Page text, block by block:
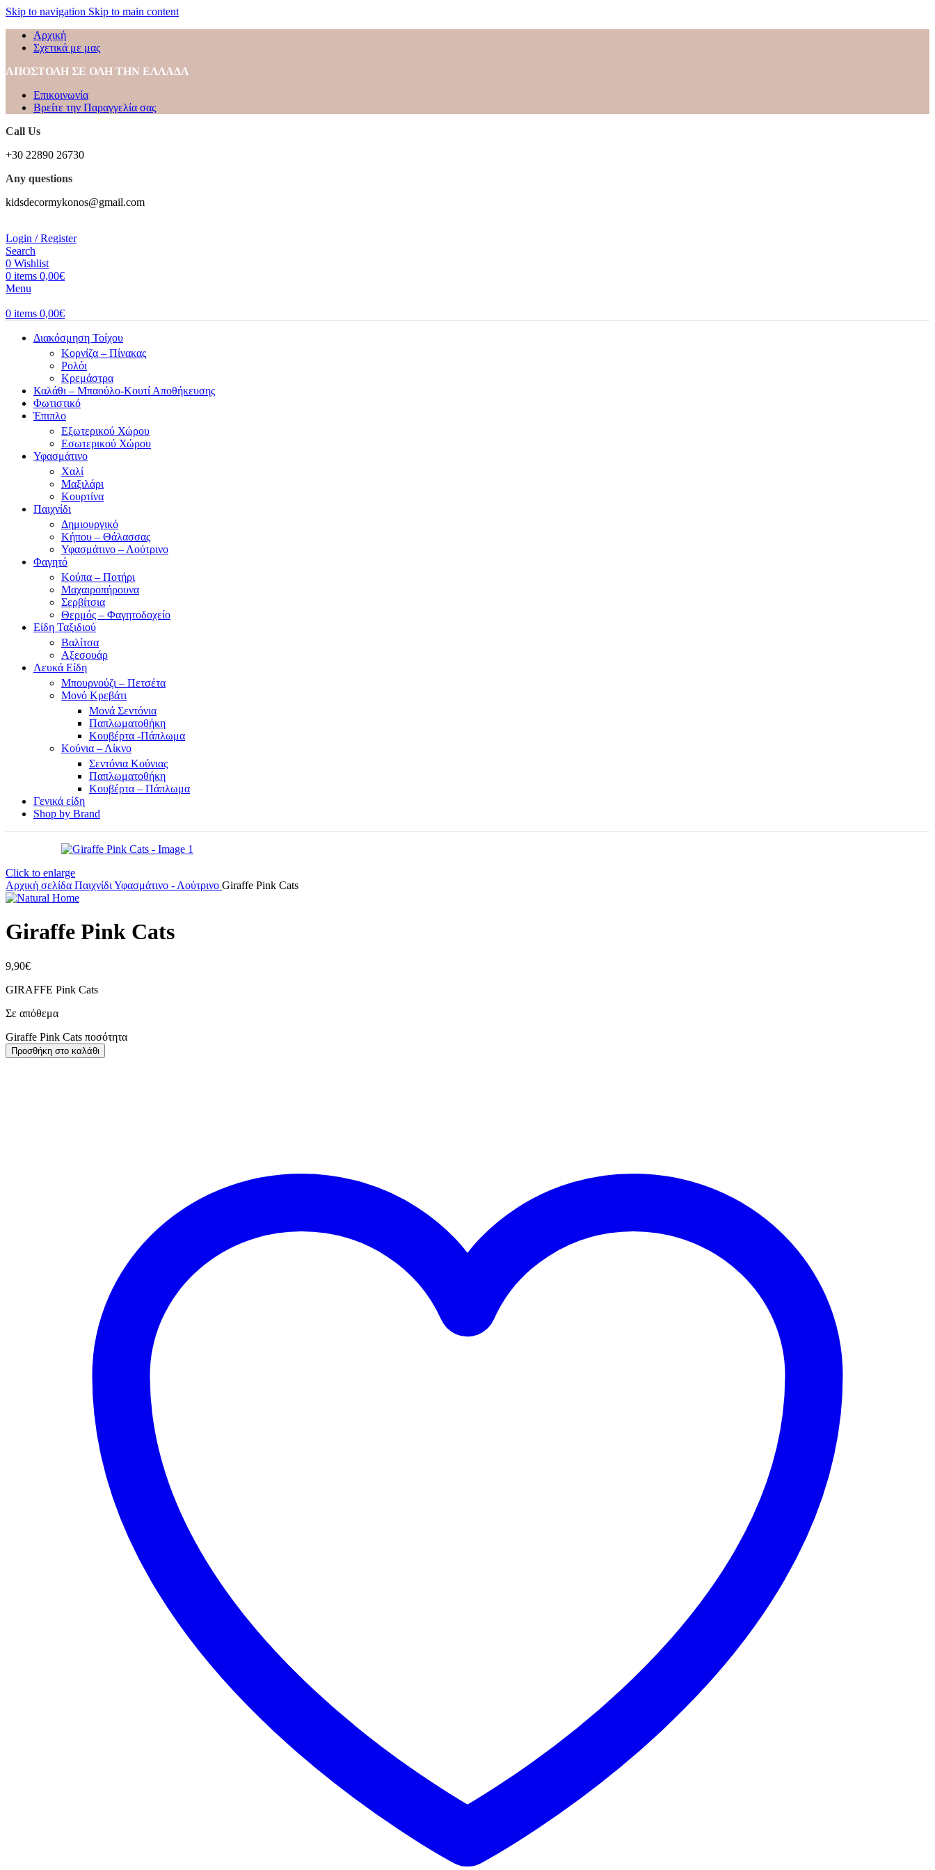
Skip to navigation Skip to main content
Αρχική
Σχετικά με μας
ΑΠΟΣΤΟΛΗ ΣΕ ΟΛΗ ΤΗΝ ΕΛΛΑΔΑ
Επικοινωνία
Βρείτε την Παραγγελία σας
Call Us
+30 22890 26730
Any questions
kidsdecormykonos@gmail.com
Login / Register
Search
0 Wishlist
0 items 0,00€
Menu
0 items 0,00€
Διακόσμηση Τοίχου
Κορνίζα – Πίνακας
Ρολόι
Κρεμάστρα
Καλάθι – Μπαούλο-Κουτί Αποθήκευσης
Φωτιστικό
Έπιπλο
Εξωτερικού Χώρου
Εσωτερικού Χώρου
Υφασμάτινο
Χαλί
Μαξιλάρι
Κουρτίνα
Παιχνίδι
Δημιουργικό
Κήπου – Θάλασσας
Υφασμάτινο – Λούτρινο
Φαγητό
Κούπα – Ποτήρι
Μαχαιροπήρουνα
Σερβίτσια
Θερμός – Φαγητοδοχείο
Είδη Ταξιδιού
Βαλίτσα
Αξεσουάρ
Λευκά Είδη
Μπουρνούζι – Πετσέτα
Μονό Κρεβάτι
Μονά Σεντόνια
Παπλωματοθήκη
Κουβέρτα -Πάπλωμα
Κούνια – Λίκνο
Σεντόνια Κούνιας
Παπλωματοθήκη
Κουβέρτα – Πάπλωμα
Γενικά είδη
Shop by Brand
Click to enlarge
Αρχική σελίδα Παιχνίδι Υφασμάτινο - Λούτρινο Giraffe Pink Cats
Giraffe Pink Cats
9,90€
GIRAFFE Pink Cats
Σε απόθεμα
Giraffe Pink Cats ποσότητα
Προσθήκη στο καλάθι